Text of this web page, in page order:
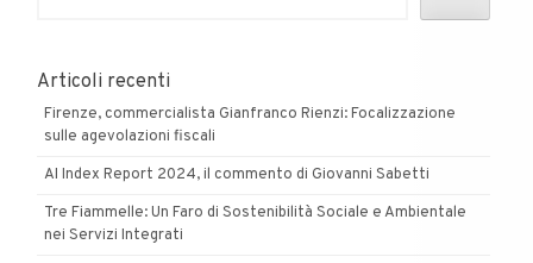
Articoli recenti
Firenze, commercialista Gianfranco Rienzi: Focalizzazione
sulle agevolazioni fiscali
AI Index Report 2024, il commento di Giovanni Sabetti
Tre Fiammelle: Un Faro di Sostenibilità Sociale e Ambientale
nei Servizi Integrati